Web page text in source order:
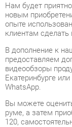
предоставляем
видеообзоры
Екатеринбурге
WhatsApp.
Вы можете
руме, а затем
120,
Вся информация о
страницеконтактов
Материал